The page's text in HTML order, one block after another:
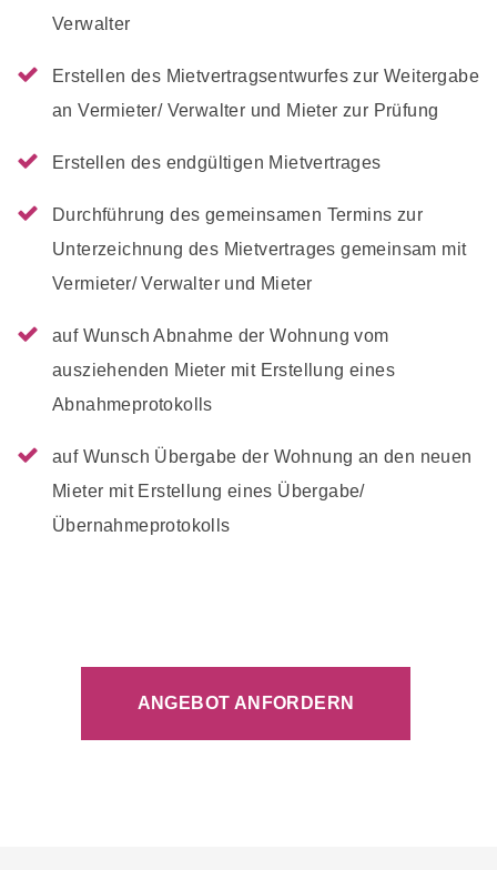
Verwalter
Erstellen des Mietvertragsentwurfes zur Weitergabe
an Vermieter/ Verwalter und Mieter zur Prüfung
Erstellen des endgültigen Mietvertrages
Durchführung des gemeinsamen Termins zur
Unterzeichnung des Mietvertrages gemeinsam mit
Vermieter/ Verwalter und Mieter
auf Wunsch Abnahme der Wohnung vom
ausziehenden Mieter mit Erstellung eines
Abnahmeprotokolls
auf Wunsch Übergabe der Wohnung an den neuen
Mieter mit Erstellung eines Übergabe/
Übernahmeprotokolls
ANGEBOT ANFORDERN